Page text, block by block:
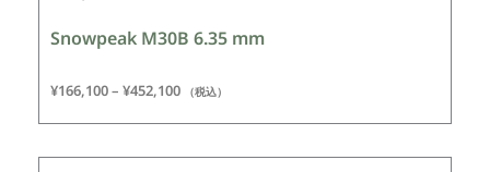
Snowpeak M30B 6.35 mm
¥166,100– ¥452,100 （税込）